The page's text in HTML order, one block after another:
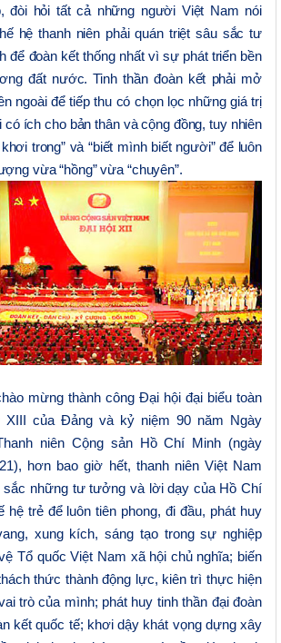
đòi hỏi tất cả những người Việt Nam nói
hệ thanh niên phải quán triệt sâu sắc tư
để đoàn kết thống nhất vì sự phát triển bền
đất nước. Tinh thần đoàn kết phải mở
ngoài để tiếp thu có chọn lọc những giá trị
có ích cho bản thân và cộng đồng, tuy nhiên
trong” và “biết mình biết người” để luôn
vừa “hồng” vừa “chuyên”.
mừng thành công Đại hội đại biểu toàn
XIII của Đảng và kỷ niệm 90 năm Ngày
niên Cộng sản Hồ Chí Minh (ngày
hơn bao giờ hết, thanh niên Việt Nam
sắc những tư tưởng và lời dạy của Hồ Chí
hệ trẻ để luôn tiên phong, đi đầu, phát huy
xung kích, sáng tạo trong sự nghiệp
Tổ quốc Việt Nam xã hội chủ nghĩa; biến
thức thành động lực, kiên trì thực hiện
trò của mình; phát huy tinh thần đại đoàn
kết quốc tế; khơi dậy khát vọng dựng xây